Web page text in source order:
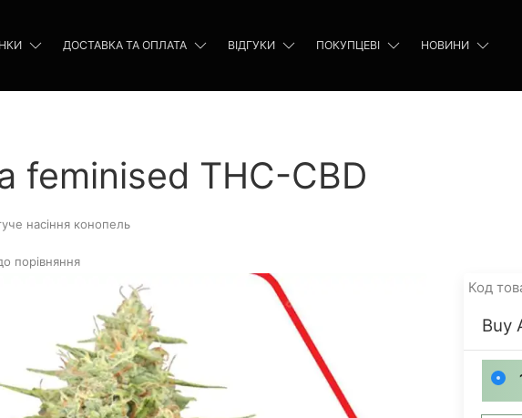
ДОСТАВКА ТА ОПЛАТА ВІДГУКИ ПОКУПЦЕВІ НОВИНИ
feminised THC-CBD
насіння конопель
порівняння
Код
Buy